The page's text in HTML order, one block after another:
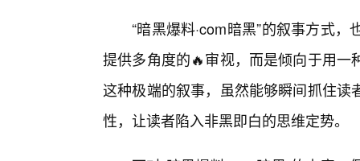
“暗黑爆料·com暗黑”的叙事方式
提供多角度的🔥审视，而是倾向于用
这种极端的叙事，虽然能够瞬间抓住
性，让读者陷入非黑即白的思维定势。